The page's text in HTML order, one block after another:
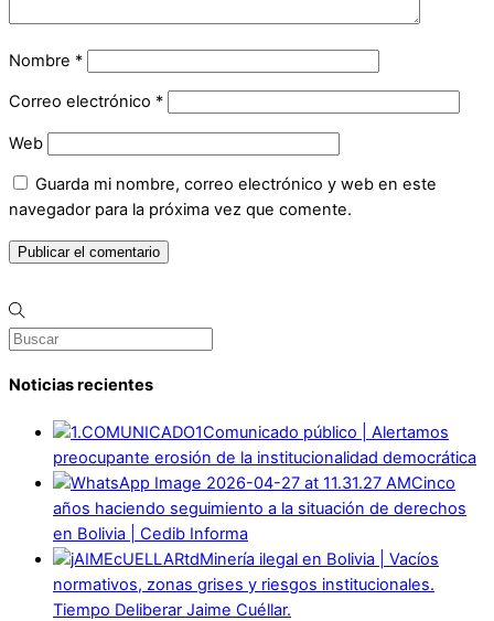
Nombre *
Correo electrónico *
Web
Guarda mi nombre, correo electrónico y web en este
navegador para la próxima vez que comente.
Noticias recientes
Comunicado público | Alertamos
preocupante erosión de la institucionalidad democrática
Cinco
años haciendo seguimiento a la situación de derechos
en Bolivia | Cedib Informa
Minería ilegal en Bolivia | Vacíos
normativos, zonas grises y riesgos institucionales.
Tiempo Deliberar Jaime Cuéllar.